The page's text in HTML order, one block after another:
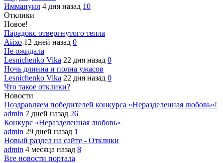
Иммануил 4 дня назад 10
Отклики
Новое!
Парадокс отвергнутого тепла
Айхо 12 дней назад 0
Не ожидала
Lesnichenko Vika 22 дня назад 0
Ночь длинна и полна ужасов
Lesnichenko Vika 22 дня назад 0
Что такое отклики?
Новости
Поздравляем победителей конкурса «Неразделенная любовь»!
admin 7 дней назад 26
Конкурс «Неразделенная любовь»
admin 29 дней назад 1
Новый раздел на сайте - Отклики
admin 4 месяца назад 8
Все новости портала